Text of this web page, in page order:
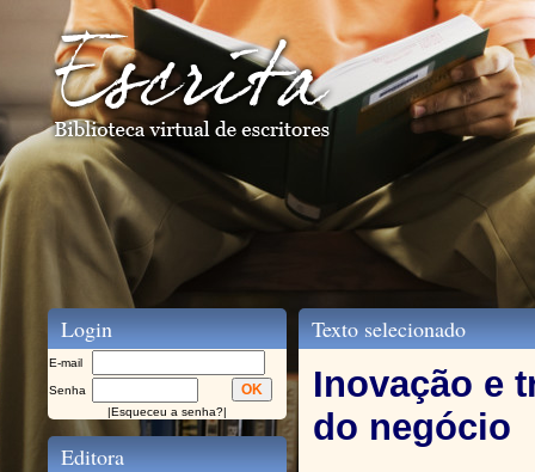
Login
E-mail
Senha
|Esqueceu a senha?|
Editora
Texto selecionado
Inovação e
do negócio